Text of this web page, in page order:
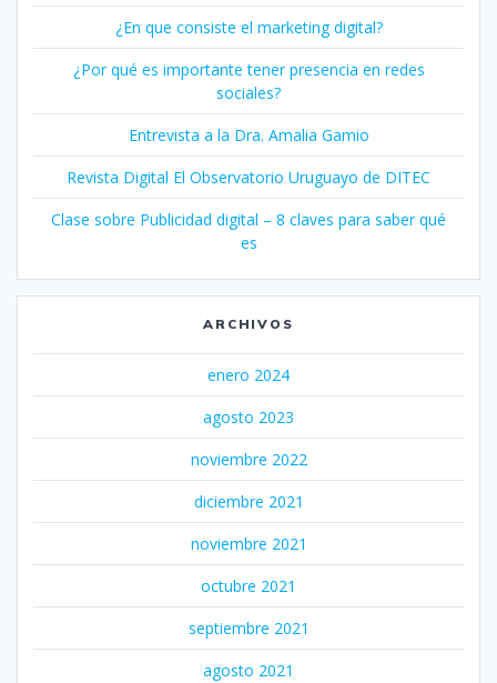
¿En que consiste el marketing digital?
¿Por qué es importante tener presencia en redes
sociales?
Entrevista a la Dra. Amalia Gamio
Revista Digital El Observatorio Uruguayo de DITEC
Clase sobre Publicidad digital – 8 claves para saber qué
es
ARCHIVOS
enero 2024
agosto 2023
noviembre 2022
diciembre 2021
noviembre 2021
octubre 2021
septiembre 2021
agosto 2021